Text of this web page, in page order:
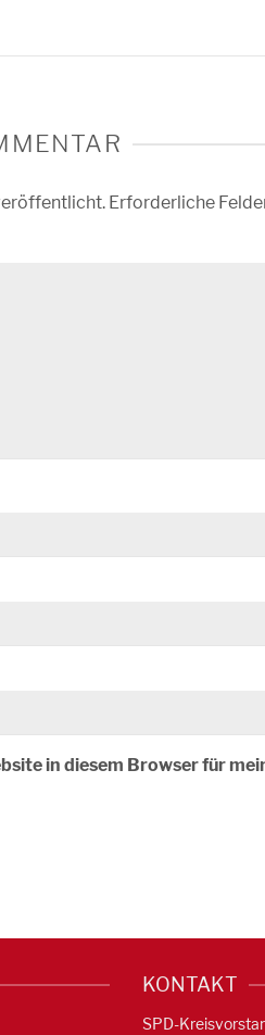
Erforderliche
in diesem Browser für
KONTAKT
SPD-